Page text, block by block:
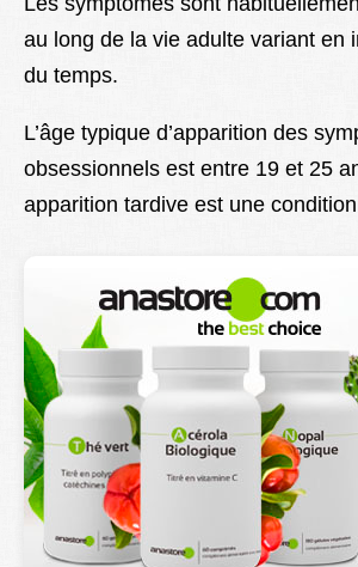
au long de la vie adulte variant en
du temps.
L’âge typique d’apparition des
obsessionnels est entre 19 et 25
apparition tardive est une